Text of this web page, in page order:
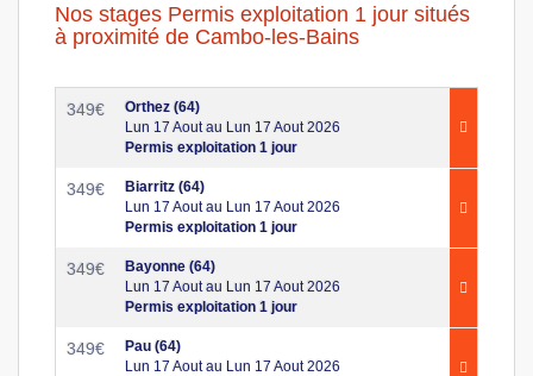
Nos stages Permis exploitation 1 jour situés
à proximité de Cambo-les-Bains
349€
Orthez (64)
Lun 17 Aout au Lun 17 Aout 2026
Permis exploitation 1 jour
349€
Biarritz (64)
Lun 17 Aout au Lun 17 Aout 2026
Permis exploitation 1 jour
349€
Bayonne (64)
Lun 17 Aout au Lun 17 Aout 2026
Permis exploitation 1 jour
349€
Pau (64)
Lun 17 Aout au Lun 17 Aout 2026